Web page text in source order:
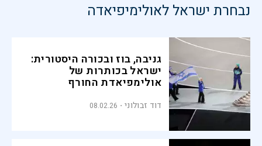
נבחרת ישראל לאולימיפיאדה
גניבה, בוז ובכורה היסטורית:
ישראל בכותרות של
אולימפיאדת החורף
דוד זבולוני 08.02.26